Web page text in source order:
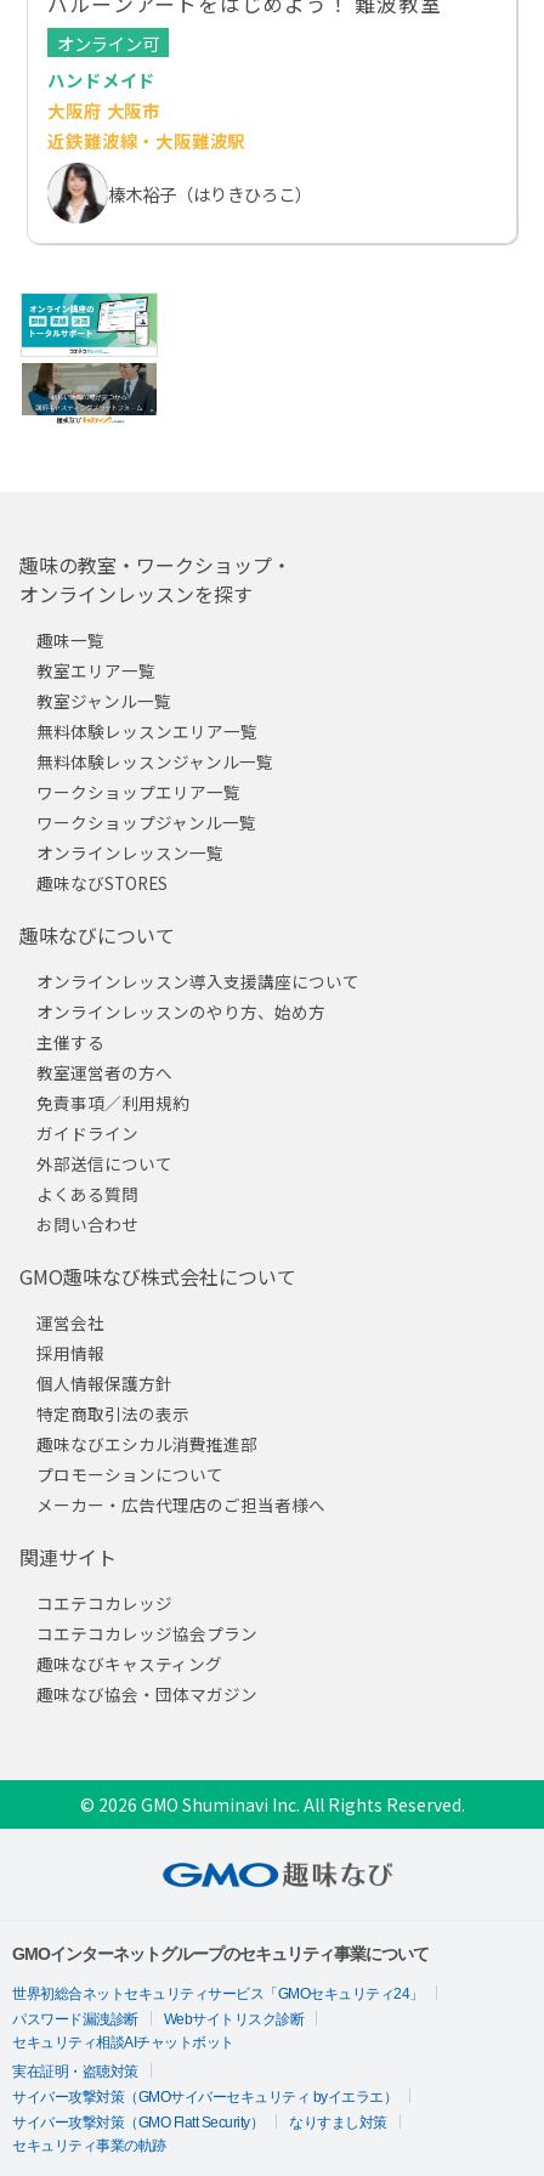
オンライン可
ハンドメイド
大阪府 大阪市
近鉄難波線・大阪難波駅
榛木裕子（はりきひろこ）
趣味の教室・ワークショップ・
オンラインレッスンを探す
趣味一覧
教室エリア一覧
教室ジャンル一覧
無料体験レッスンエリア一覧
無料体験レッスンジャンル一覧
ワークショップエリア一覧
ワークショップジャンル一覧
オンラインレッスン一覧
趣味なびSTORES
趣味なびについて
オンラインレッスン導入支援講座について
オンラインレッスンのやり方、始め方
主催する
教室運営者の方へ
免責事項／利用規約
ガイドライン
外部送信について
よくある質問
お問い合わせ
GMO趣味なび株式会社について
運営会社
採用情報
個人情報保護方針
特定商取引法の表示
趣味なびエシカル消費推進部
プロモーションについて
メーカー・広告代理店のご担当者様へ
関連サイト
コエテコカレッジ
コエテコカレッジ協会プラン
趣味なびキャスティング
趣味なび協会・団体マガジン
© 2026 GMO Shuminavi Inc. All Rights Reserved.